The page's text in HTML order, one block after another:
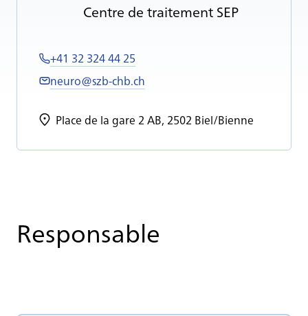
Centre de trai­te­ment SEP
+41 32 324 44 25
neuro@szb-chb.ch
Place de la gare 2 AB, 2502 Biel/Bienne
Responsable